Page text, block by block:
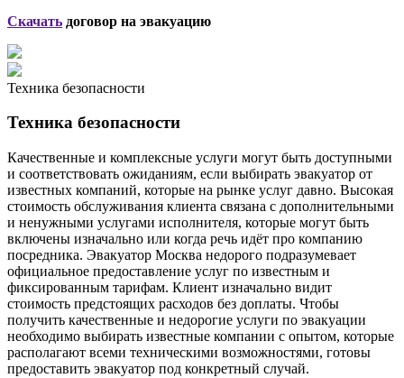
Скачать договор на эвакуацию
Техника безопасности
Техника безопасности
Качественные и комплексные услуги могут быть доступными
и соответствовать ожиданиям, если выбирать эвакуатор от
известных компаний, которые на рынке услуг давно. Высокая
стоимость обслуживания клиента связана с дополнительными
и ненужными услугами исполнителя, которые могут быть
включены изначально или когда речь идёт про компанию
посредника. Эвакуатор Москва недорого подразумевает
официальное предоставление услуг по известным и
фиксированным тарифам. Клиент изначально видит
стоимость предстоящих расходов без доплаты. Чтобы
получить качественные и недорогие услуги по эвакуации
необходимо выбирать известные компании с опытом, которые
располагают всеми техническими возможностями, готовы
предоставить эвакуатор под конкретный случай.